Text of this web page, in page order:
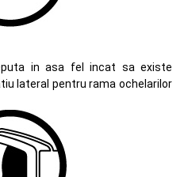
in asa fel incat sa existe
lateral pentru rama ochelarilor